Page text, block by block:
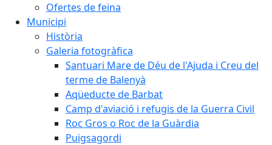
Ofertes de feina
Municipi
Història
Galeria fotogràfica
Santuari Mare de Déu de l'Ajuda i Creu del
terme de Balenyà
Aqüeducte de Barbat
Camp d'aviació i refugis de la Guerra Civil
Roc Gros o Roc de la Guàrdia
Puigsagordi